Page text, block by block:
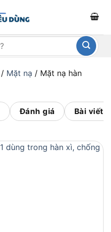
/ Mặt nạ / Mặt nạ hàn
Đánh giá Bài viết